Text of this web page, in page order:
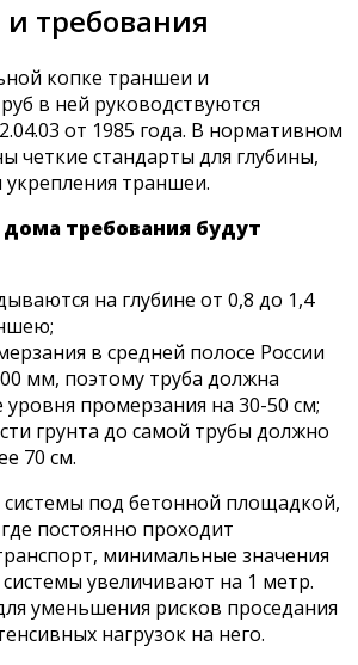
требования
копке траншеи и
в ней руководствуются
от 1985 года. В нормативном
четкие стандарты для глубины,
траншеи.
требования будут
на глубине от 0,8 до 1,4
в средней полосе России
мм, поэтому труба должна
промерзания на 30-50 см;
грунта до самой трубы должно
70 см.
под бетонной площадкой,
постоянно проходит
минимальные значения
системы увеличивают на 1 метр.
уменьшения рисков проседания
нагрузок на него.